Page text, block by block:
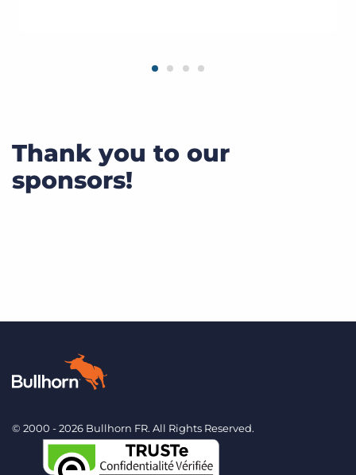
Thank you to our
sponsors!
© 2000 - 2026 Bullhorn FR. All Rights Reserved.